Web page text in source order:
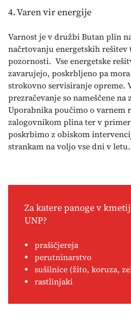
4. Varen vir energije
Varnost je v družbi Butan plin
načrtovanju energetskih
pozornosti. Vse energetske
zavarujejo, poskrbljeno pa
strokovno servisiranje opreme.
prezračevanje so nameščene
Uporabnika poučimo o varnem
zalogovnikom plina ter v
poskrbimo z obiskom
strankam na voljo vse dni v letu.
Za katere panoge v
UNP?
prašičjereja
perutninarstvo
sušilnice (žito, koruza,
rastlinjaki